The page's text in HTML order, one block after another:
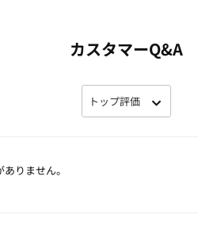
カスタマーQ&A
りません。